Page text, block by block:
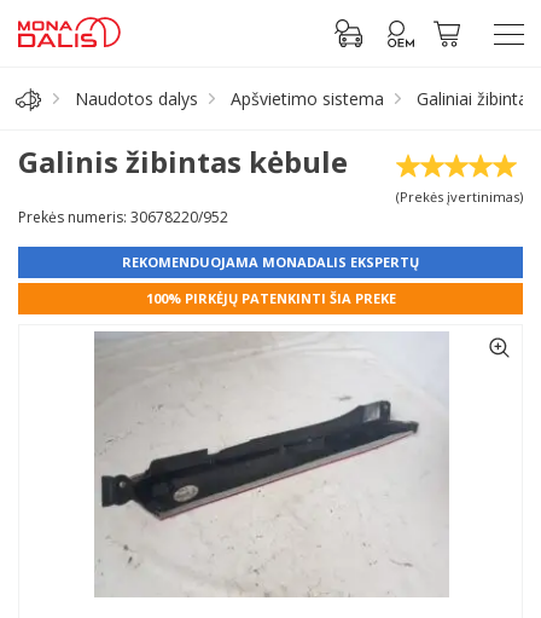
Antifrizas
Akumuliatorius
Prisijungti prie paskyros
Pagojo k., Uosių g. 124, Kelmės raj.
Naudotos dalys Apšvietimo sistema Galiniai žibintai
Galinis žibintas kėbule
(Prekės įvertinimas)
Prekės numeris: 30678220/952
REKOMENDUOJAMA MONADALIS EKSPERTŲ
100% PIRKĖJŲ PATENKINTI ŠIA PREKE